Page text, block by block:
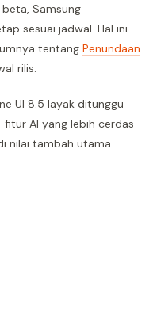
Samsung
sesuai jadwal. Hal ini
tentang Penundaan
rilis.
UI 8.5 layak ditunggu
fitur AI yang lebih cerdas
nilai tambah utama.